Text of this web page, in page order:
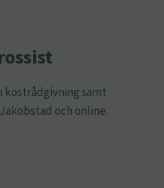
kostrådgivning samt
och online.